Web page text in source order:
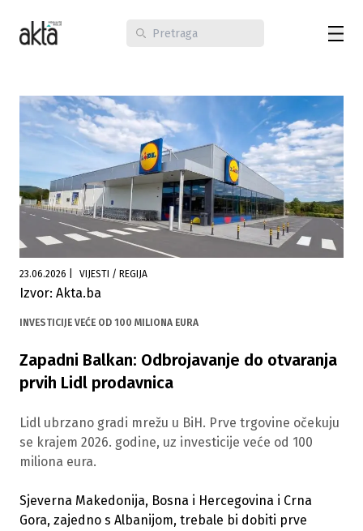
23.06.2026 VIJESTI / REGIJA
Izvor: Akta.ba
INVESTICIJE VEĆE OD 100 MILIONA EURA
Zapadni Balkan: Odbrojavanje do otvaranja
prvih Lidl prodavnica
Lidl ubrzano gradi mrežu u BiH. Prve trgovine očekuju
se krajem 2026. godine, uz investicije veće od 100
miliona eura.
Sjeverna Makedonija, Bosna i Hercegovina i Crna
Gora, zajedno s Albanijom, trebale bi dobiti prve